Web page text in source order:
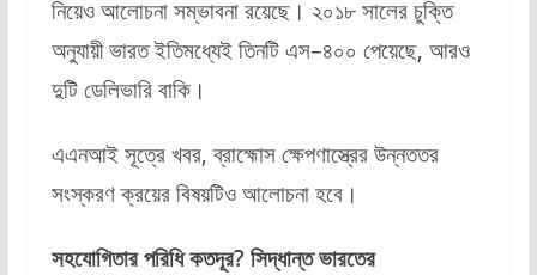
নিয়েও আলোচনা সম্ভাবনা রয়েছে। ২০১৮ সালের চুক্তি
অনুযায়ী ভারত ইতিমধ্যেই তিনটি এস–৪০০ পেয়েছে, আরও
দুটি ডেলিভারি বাকি।
এএনআই সূত্রে খবর, ব্রাহ্মোস ক্ষেপণাস্ত্রের উন্নততর
সংস্করণ ক্রয়ের বিষয়টিও আলোচনা হবে।
সহযোগিতার পরিধি কতদূর? সিদ্ধান্ত ভারতের